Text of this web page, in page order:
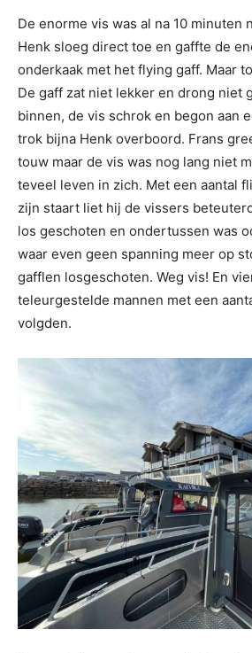
De enorme vis was al na 10 minuten
Henk sloeg direct toe en gaffte de
onderkaak met het flying gaff. Maar
De gaff zat niet lekker en drong niet
binnen, de vis schrok en begon aan
trok bijna Henk overboord. Frans
touw maar de vis was nog lang niet
teveel leven in zich. Met een aantal
zijn staart liet hij de vissers
los geschoten en ondertussen was
waar even geen spanning meer op
gafflen losgeschoten. Weg vis! En
teleurgestelde mannen met een
volgden.